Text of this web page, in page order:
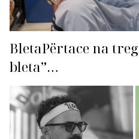
BletaPërtace na
bleta”…